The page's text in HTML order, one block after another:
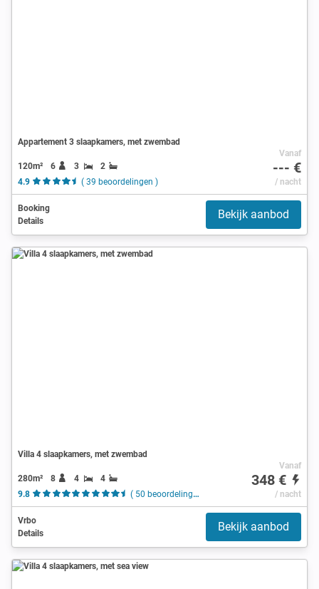
Appartement 3 slaapkamers, met zwembad
120m² 6 3
2
4.9
( 39 beoordelingen )
Vanaf
--- €
/ nacht
Booking
Details
Bekijk aanbod
Villa 4 slaapkamers, met zwembad
280m² 8 4
4
9.8
( 50 beoordelingen )
Vanaf
348 €
/ nacht
Vrbo
Details
Bekijk aanbod